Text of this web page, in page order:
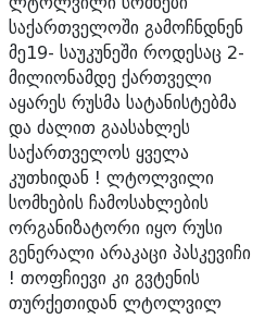
საქართველოში გამოჩნდნენ
მე19- საუკუნეში როდესაც 2-
მილიონამდე ქართველი
აყარეს რუსმა სატანისტებმა
და ძალით გაასახლეს
საქართველოს ყველა
კუთხიდან ! ლტოლვილი
სომხების ჩამოსახლების
ორგანიზატორი იყო რუსი
გენერალი არაკაცი პასკევიჩი
! თოფჩიევი კი გვტენის
თურქეთიდან ლტოლვილ